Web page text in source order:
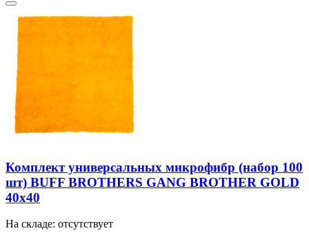
Комплект универсальных микрофибр (набор 100
шт) BUFF BROTHERS GANG BROTHER GOLD
40x40
На складе: отсутствует